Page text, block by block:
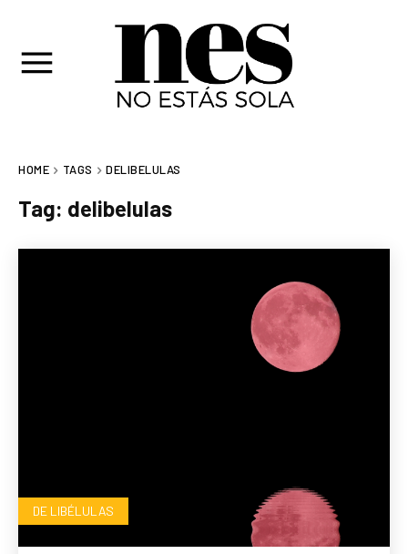
HOME TAGS DELIBELULAS
Tag: delibelulas
DE LIBÉLULAS